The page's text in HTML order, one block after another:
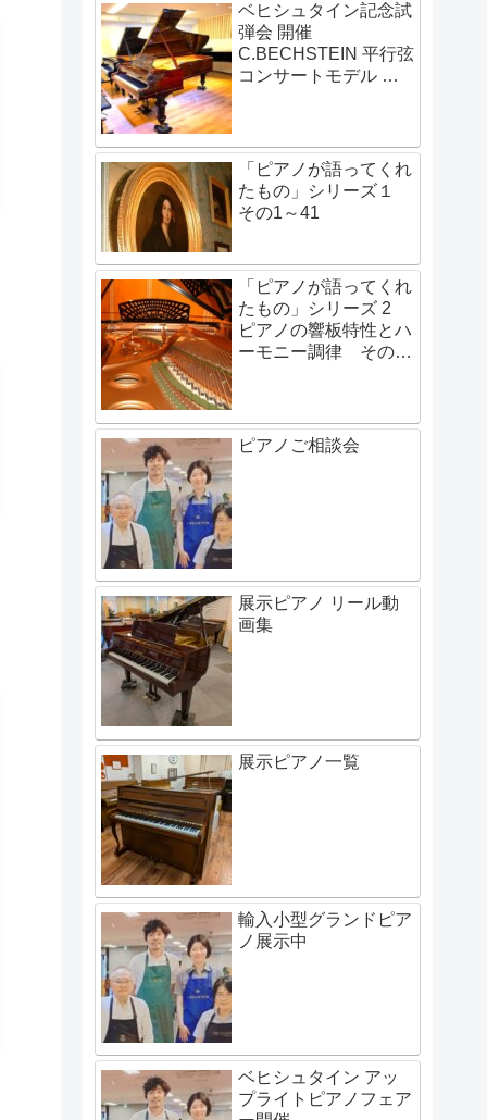
ベヒシュタイン記念試
弾会 開催
C.BECHSTEIN 平行弦
コンサートモデル 伝
「ピアノが語ってくれ
たもの」シリーズ１
その1～41
「ピアノが語ってくれ
たもの」シリーズ 2
ピアノの響板特性とハ
ーモニー調律 その1
ピアノご相談会
展示ピアノ リール動
画集
展示ピアノ一覧
輸入小型グランドピア
ノ展示中
ベヒシュタイン アッ
プライトピアノフェア